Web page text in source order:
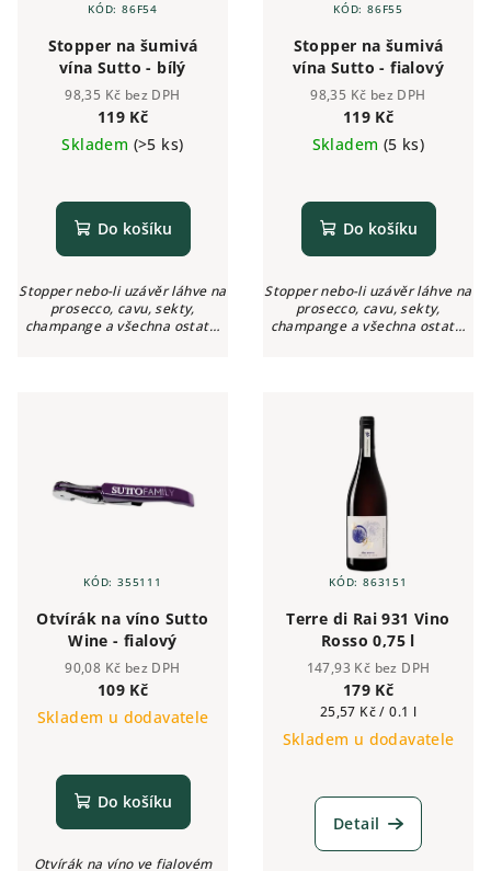
Stopper na šumivá
vína Sutto - bílý
98,35 Kč bez DPH
119 Kč
Skladem (>5 ks)
Do košíku
Stopper nebo-li uzávěr láhve na
prosecco, cavu, sekty,
champange a všechna ostatní
KÓD: 86F54
Stopper na šumivá
vína Sutto - fialový
98,35 Kč bez DPH
119 Kč
Skladem (5 ks)
Do košíku
Stopper nebo-li uzávěr láhve na
prosecco, cavu, sekty,
champange a všechna ostatní
KÓD: 86F55
Otvírák na víno Sutto
Wine - fialový
90,08 Kč bez DPH
109 Kč
Skladem u dodavatele
Do košíku
Otvírák na víno ve fialovém
KÓD:355111
Terre di Rai 931 Vino
Rosso 0,75 l
147,93 Kč bez DPH
179 Kč
Měrná
cena:
25,57 Kč / 0.1 l
Skladem u dodavatele
Detail
KÓD:863151